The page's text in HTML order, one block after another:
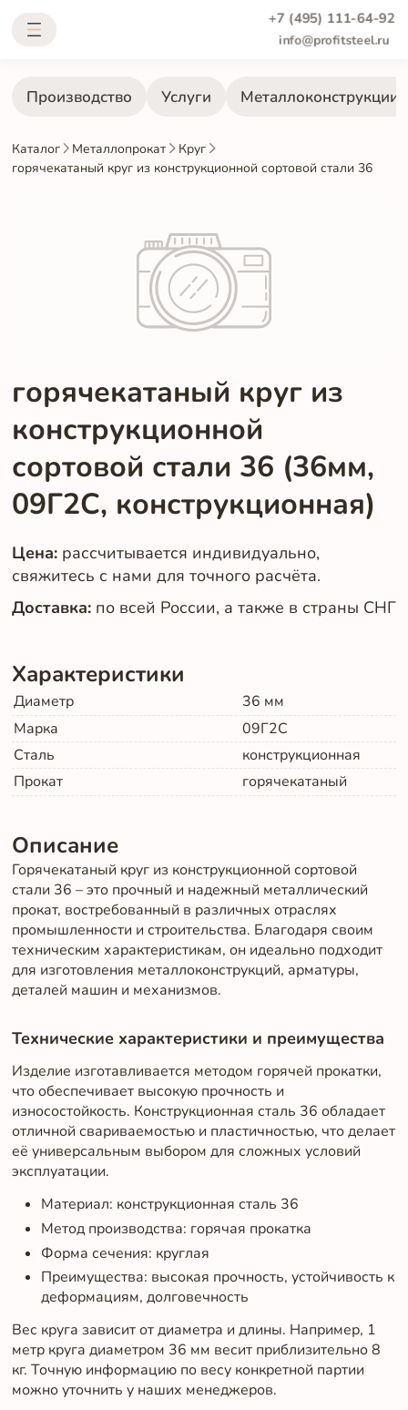
+7 (495) 111-64-92
info@profitsteel.ru
Производство Услуги Металлоконструкции
Каталог Металлопрокат
Круг
горячекатаный круг из конструкционной сортовой стали 36
горячекатаный круг из
конструкционной
сортовой стали 36 (36мм,
09Г2С, конструкционная)
Цена: рассчитывается индивидуально,
свяжитесь с нами для точного расчёта.
Доставка: по всей России, а также в страны СНГ
Характеристики
Диаметр 36 мм
Марка
09Г2С
Сталь
конструкционная
Прокат
горячекатаный
Описание
Горячекатаный круг из конструкционной сортовой
стали 36 – это прочный и надежный металлический
прокат, востребованный в различных отраслях
промышленности и строительства. Благодаря своим
техническим характеристикам, он идеально подходит
для изготовления металлоконструкций, арматуры,
деталей машин и механизмов.
Технические характеристики и преимущества
Изделие изготавливается методом горячей прокатки,
что обеспечивает высокую прочность и
износостойкость. Конструкционная сталь 36 обладает
отличной свариваемостью и пластичностью, что делает
её универсальным выбором для сложных условий
эксплуатации.
Материал: конструкционная сталь 36
Метод производства: горячая прокатка
Форма сечения: круглая
Преимущества: высокая прочность, устойчивость к
деформациям, долговечность
Вес круга зависит от диаметра и длины. Например, 1
метр круга диаметром 36 мм весит приблизительно 8
кг. Точную информацию по весу конкретной партии
можно уточнить у наших менеджеров.